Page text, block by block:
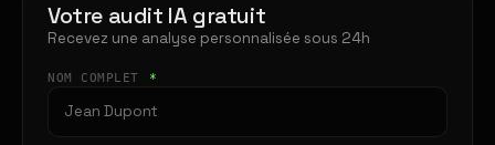
Votre audit IA gratuit
Recevez une analyse personnalisée sous 24h
NOM COMPLET *